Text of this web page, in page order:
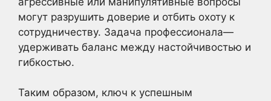
могут разрушить доверие и отбить охоту к
сотрудничеству. Задача профессионала—
удерживать баланс между настойчивостью и
гибкостью.
Таким образом, ключ к успешным